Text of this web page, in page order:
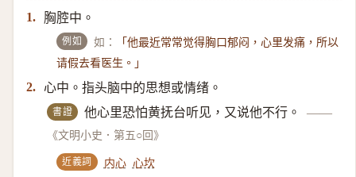
1. 胸腔中。
例如 如：
「他最近常常觉得胸口郁闷，心里发痛，所以
请假去看医生。」
2. 心中。指头脑中的思想或情绪。
書證 他心里恐怕黄抚台听见，又说他不行。 ——
《文明小史．第五○回》
近義詞 内心 心坎